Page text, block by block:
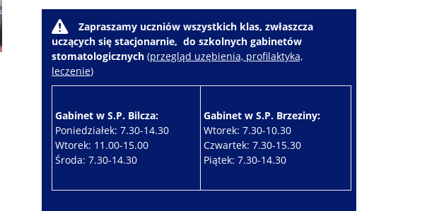
W
Zapraszamy uczniów wszystkich klas, zwłaszcza
uczących się stacjonarnie, do szkolnych gabinetów
stomatologicznych (przegląd uzębienia, profilaktyka,
leczenie)
Gabinet w S.P. Bilcza:
Poniedziałek: 7.30-14.30
Wtorek: 11.00-15.00
Środa: 7.30-14.30
Gabinet w S.P. Brzeziny:
Wtorek: 7.30-10.30
Czwartek: 7.30-15.30
Piątek: 7.30-14.30